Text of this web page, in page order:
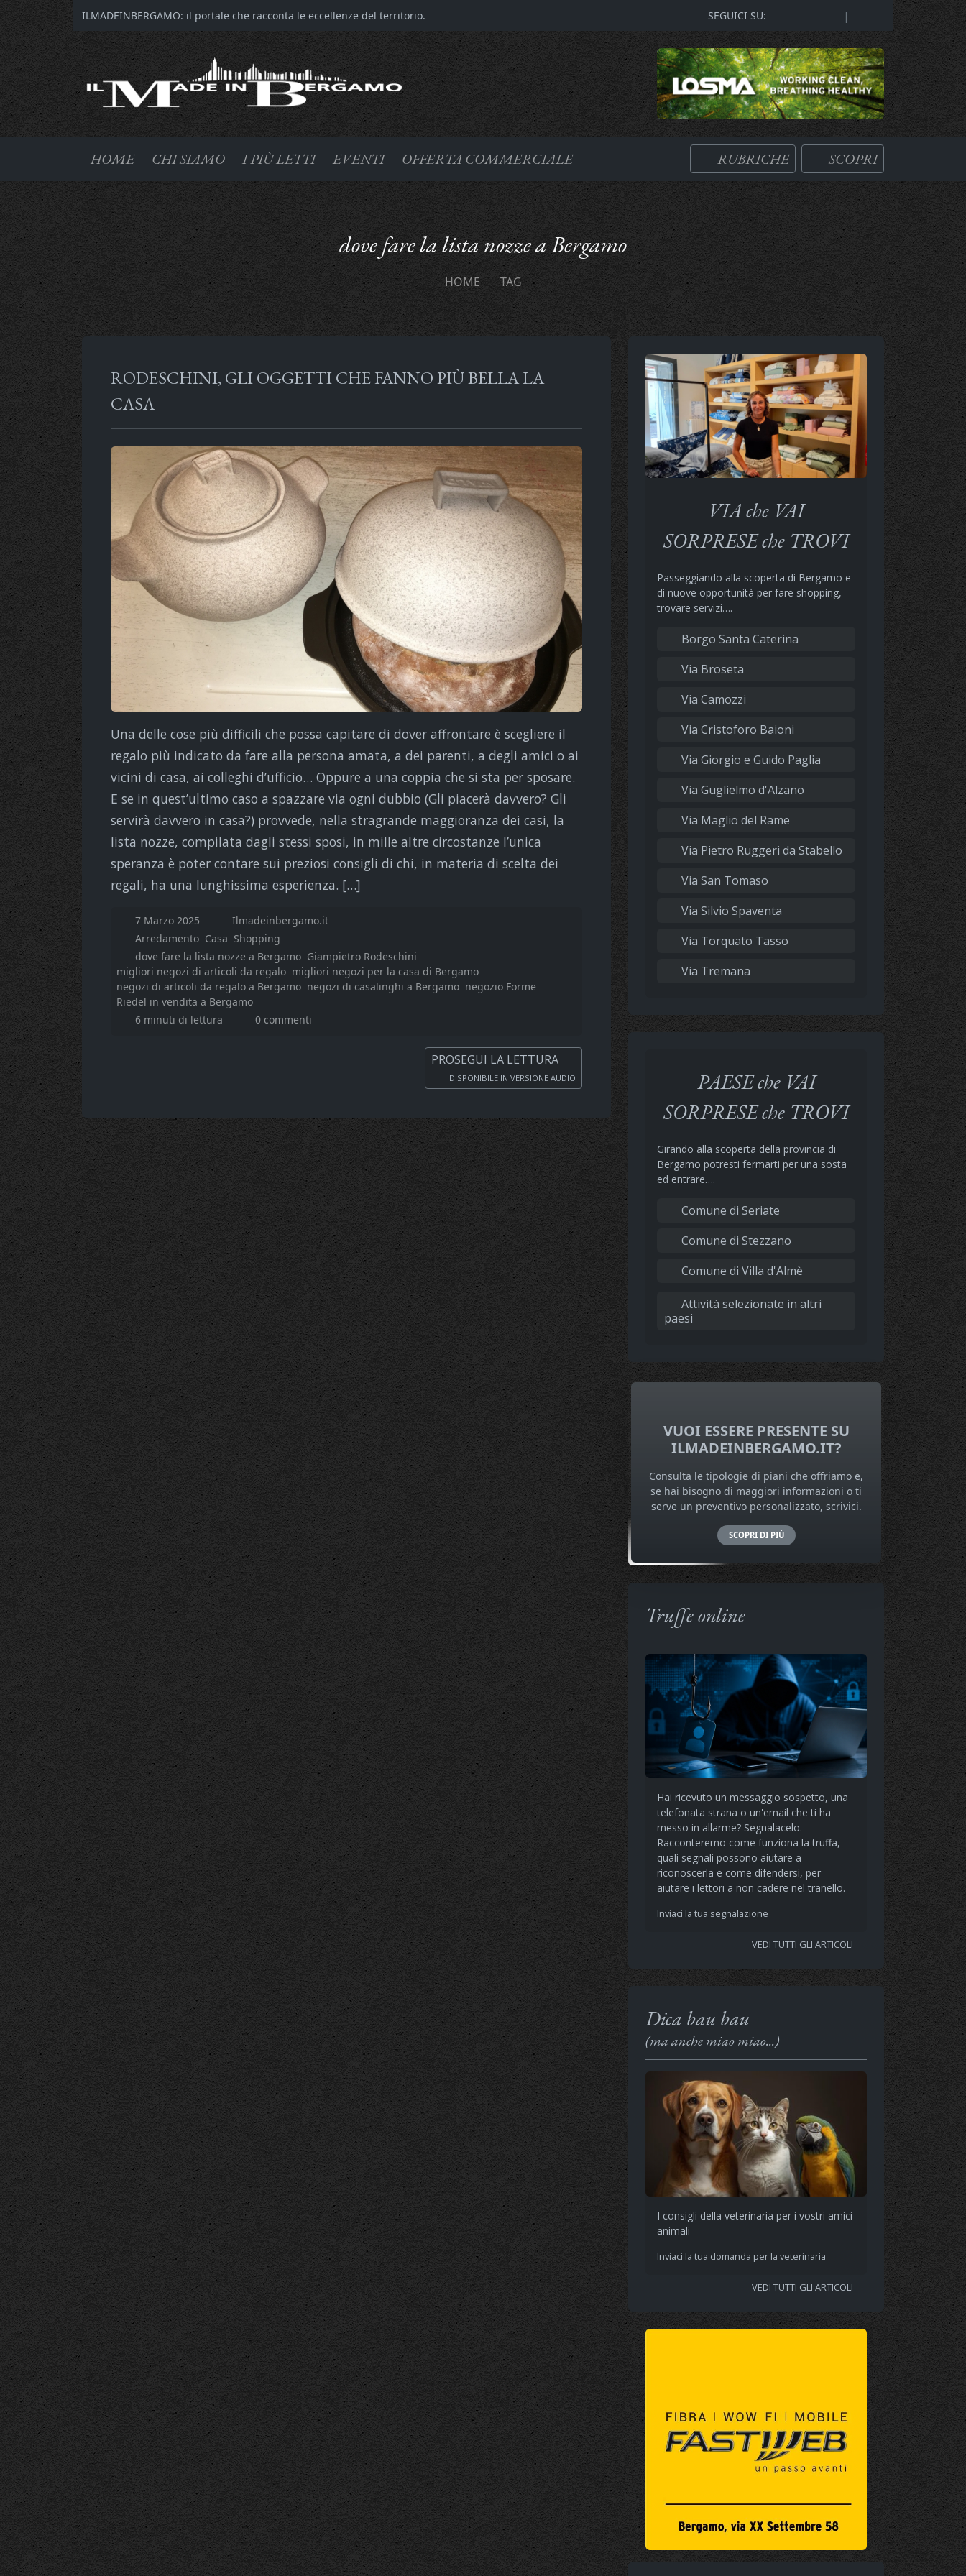
ILMADEINBERGAMO: il portale che racconta le eccellenze del territorio. SEGUICI SU: |
HOME CHI SIAMO I PIÙ LETTI EVENTI OFFERTA COMMERCIALE RUBRICHE SCOPRI
dove fare la lista nozze a Bergamo
HOME TAG
RODESCHINI, GLI OGGETTI CHE FANNO PIÙ BELLA LA
CASA
Una delle cose più difficili che possa capitare di dover affrontare è scegliere il
regalo più indicato da fare alla persona amata, a dei parenti, a degli amici o ai
vicini di casa, ai colleghi d’ufficio… Oppure a una coppia che si sta per sposare.
E se in quest’ultimo caso a spazzare via ogni dubbio (Gli piacerà davvero? Gli
servirà davvero in casa?) provvede, nella stragrande maggioranza dei casi, la
lista nozze, compilata dagli stessi sposi, in mille altre circostanze l’unica
speranza è poter contare sui preziosi consigli di chi, in materia di scelta dei
regali, ha una lunghissima esperienza. […]
7 Marzo 2025
Ilmadeinbergamo.it
Arredamento Casa Shopping
dove fare la lista nozze a Bergamo Giampietro Rodeschini
migliori negozi di articoli da regalo migliori negozi per la casa di Bergamo
negozi di articoli da regalo a Bergamo negozi di casalinghi a Bergamo negozio Forme
Riedel in vendita a Bergamo
6 minuti di lettura
0 commenti
PROSEGUI LA LETTURA
DISPONIBILE IN VERSIONE AUDIO
VIA che VAI
SORPRESE che TROVI
Passeggiando alla scoperta di Bergamo e
di nuove opportunità per fare shopping,
trovare servizi….
Borgo Santa Caterina
Via Broseta
Via Camozzi
Via Cristoforo Baioni
Via Giorgio e Guido Paglia
Via Guglielmo d'Alzano
Via Maglio del Rame
Via Pietro Ruggeri da Stabello
Via San Tomaso
Via Silvio Spaventa
Via Torquato Tasso
Via Tremana
PAESE che VAI
SORPRESE che TROVI
Girando alla scoperta della provincia di
Bergamo potresti fermarti per una sosta
ed entrare….
Comune di Seriate
Comune di Stezzano
Comune di Villa d'Almè
Attività selezionate in altri
paesi
VUOI ESSERE PRESENTE SU
ILMADEINBERGAMO.IT?
Consulta le tipologie di piani che offriamo e,
se hai bisogno di maggiori informazioni o ti
serve un preventivo personalizzato, scrivici.
SCOPRI DI PIÙ
Truffe online
Hai ricevuto un messaggio sospetto, una
telefonata strana o un'email che ti ha
messo in allarme? Segnalacelo.
Racconteremo come funziona la truffa,
quali segnali possono aiutare a
riconoscerla e come difendersi, per
aiutare i lettori a non cadere nel tranello.
Inviaci la tua segnalazione
VEDI TUTTI GLI ARTICOLI
Dica bau bau
(ma anche miao miao...)
I consigli della veterinaria per i vostri amici
animali
Inviaci la tua domanda per la veterinaria
VEDI TUTTI GLI ARTICOLI